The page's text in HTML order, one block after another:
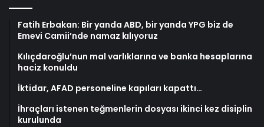
Fatih Erbakan: Bir yanda ABD, bir yanda YPG biz de
Emevi Camii’nde namaz kılıyoruz
Kılıçdaroğlu’nun mal varlıklarına ve banka hesaplarına
haciz konuldu
İktidar, AFAD personeline kapıları kapattı…
İhraçları istenen teğmenlerin dosyası ikinci kez disiplin
kurulunda